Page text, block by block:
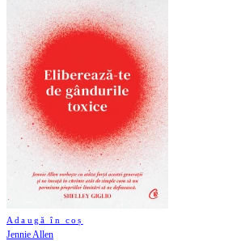
Adaugă în coș
Jennie Allen